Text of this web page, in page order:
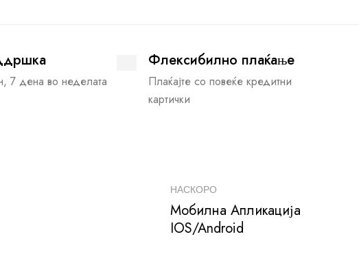
7 дена во неделата
Флексибилно плаќање
Плаќајте со повеќе кредитни
картички
НАСКОРО
Мобилна Апликација
IOS/Android